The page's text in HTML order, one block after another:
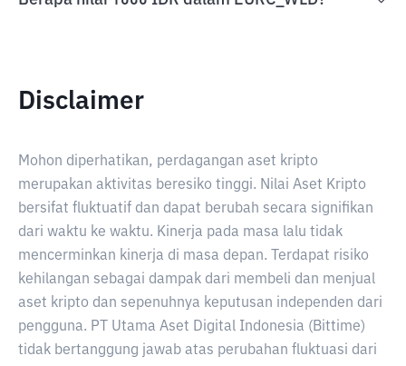
Disclaimer
Mohon diperhatikan, perdagangan aset kripto
merupakan aktivitas beresiko tinggi. Nilai Aset Kripto
bersifat fluktuatif dan dapat berubah secara signifikan
dari waktu ke waktu. Kinerja pada masa lalu tidak
mencerminkan kinerja di masa depan. Terdapat risiko
kehilangan sebagai dampak dari membeli dan menjual
aset kripto dan sepenuhnya keputusan independen dari
pengguna. PT Utama Aset Digital Indonesia (Bittime)
tidak bertanggung jawab atas perubahan fluktuasi dari